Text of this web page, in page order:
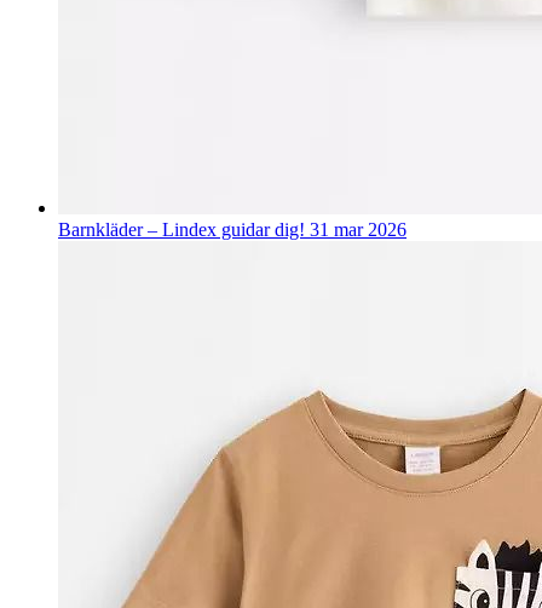
Barnkläder – Lindex guidar dig! 31 mar 2026